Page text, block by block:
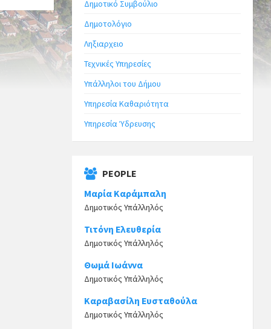
Δημοτικό Συμβούλιο
Δημοτολόγιο
Ληξιαρχειο
Τεχνικές Υπηρεσίες
Υπάλληλοι του Δήμου
Υπηρεσία Καθαριότητα
Υπηρεσία Ύδρευσης
PEOPLE
Μαρία Καράμπαλη
Δημοτικός Υπάλληλός
Τιτόνη Ελευθερία
Δημοτικός Υπάλληλός
Θωμά Ιωάννα
Δημοτικός Υπάλληλός
Καραβασίλη Ευσταθούλα
Δημοτικός Υπάλληλός